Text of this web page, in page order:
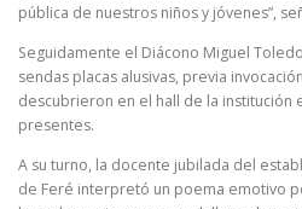
pública de nuestros niños y jóvenes”,
Seguidamente el Diácono Miguel
sendas placas alusivas, previa
descubrieron en el hall de la institución
presentes.
A su turno, la docente jubilada del
de Feré interpretó un poema emotivo